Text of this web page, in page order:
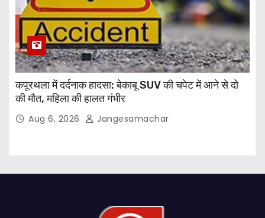
कपूरथला में दर्दनाक हादसा: बेकाबू SUV की चपेट में आने से दो
की मौत, महिला की हालत गंभीर
Aug 6, 2026 Jangesamachar